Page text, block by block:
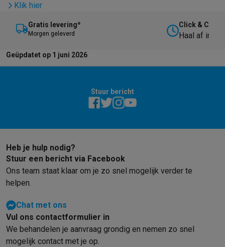
Klik hier
Gratis levering*
M orgen geleverd
Click &
Haal af in
Geüpdatet op 1 juni 2026
Stuur bericht
Heb je hulp nodig?
Stuur een bericht via Facebook
Ons team staat klaar om je zo snel mogelijk verder te
helpen.
Chat met ons
Vul ons contactformulier in
We behandelen je aanvraag grondig en nemen zo snel
mogelijk contact met je op.